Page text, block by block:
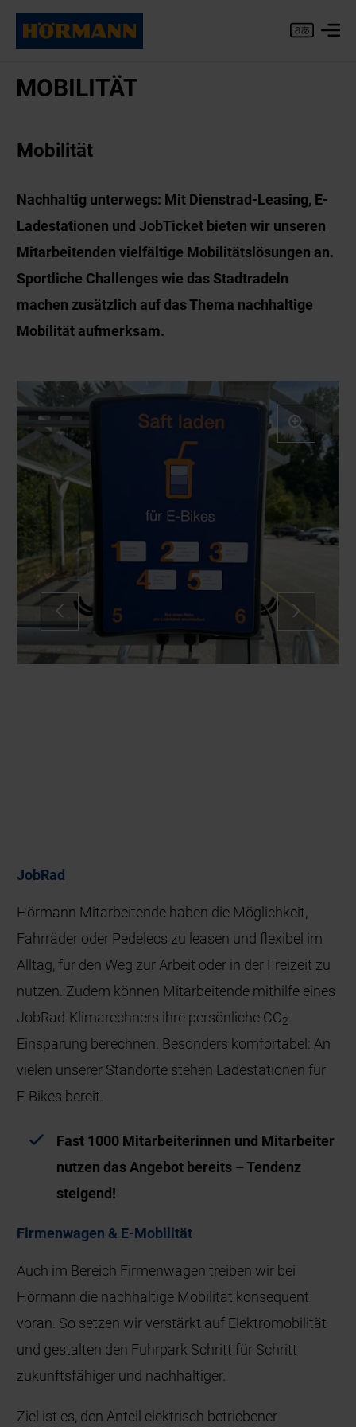
MO­BI­LI­TÄT
Mobilität
Nachhaltig unterwegs: Mit Dienstrad-Leasing, E-
Ladestationen und JobTicket bieten wir unseren
Mitarbeitenden vielfältige Mobilitätslösungen an.
Sportliche Challenges wie das Stadtradeln
machen zusätzlich auf das Thema nachhaltige
Mobilität aufmerksam.
JobRad
Hörmann Mitarbeitende haben die Möglichkeit,
Fahrräder oder Pedelecs zu leasen und flexibel im
Alltag, für den Weg zur Arbeit oder in der Freizeit zu
nutzen. Zudem können Mitarbeitende mithilfe eines
JobRad-Klimarechners ihre persönliche CO2-
Einsparung berechnen. Besonders komfortabel: An
vielen unserer Standorte stehen Ladestationen für
E-Bikes bereit.
Fast 1000 Mitarbeiterinnen und Mitarbeiter
nutzen das Angebot bereits – Tendenz
steigend!
Firmenwagen & E-Mobilität
Auch im Bereich Firmenwagen treiben wir bei
Hörmann die nachhaltige Mobilität konsequent
voran. So setzen wir verstärkt auf Elektromobilität
und gestalten den Fuhrpark Schritt für Schritt
zukunftsfähiger und nachhaltiger.
Ziel ist es, den Anteil elektrisch betriebener